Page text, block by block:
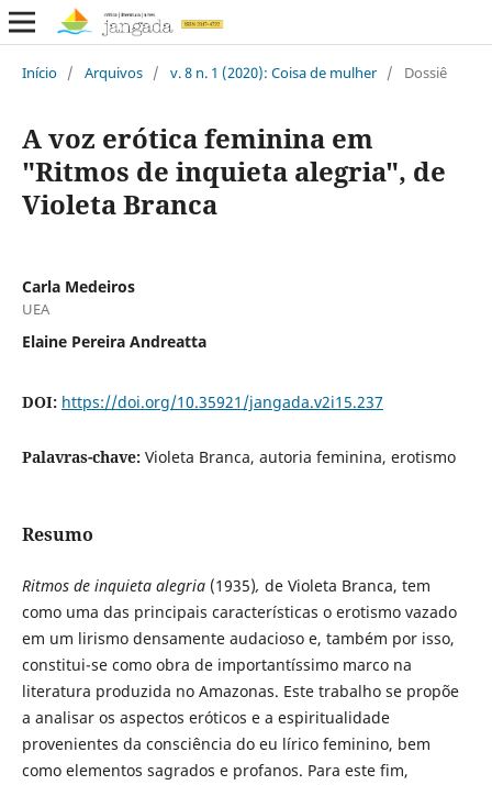
Início / Arquivos / v. 8 n. 1 (2020): Coisa de mulher / Dossiê
A voz erótica feminina em
"Ritmos de inquieta alegria", de
Violeta Branca
Carla Medeiros
UEA
Elaine Pereira Andreatta
DOI: https://doi.org/10.35921/jangada.v2i15.237
Palavras-chave: Violeta Branca, autoria feminina, erotismo
Resumo
Ritmos de inquieta alegria (1935), de Violeta Branca, tem
como uma das principais características o erotismo vazado
em um lirismo densamente audacioso e, também por isso,
constitui-se como obra de importantíssimo marco na
literatura produzida no Amazonas. Este trabalho se propõe
a analisar os aspectos eróticos e a espiritualidade
provenientes da consciência do eu lírico feminino, bem
como elementos sagrados e profanos. Para este fim,